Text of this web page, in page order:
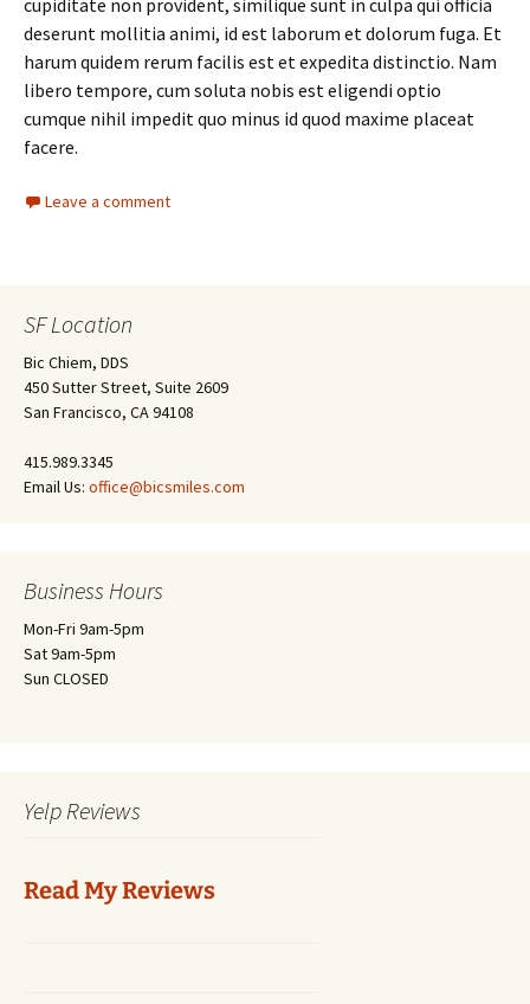
cupiditate non provident, similique sunt in culpa qui officia
deserunt mollitia animi, id est laborum et dolorum fuga. Et
harum quidem rerum facilis est et expedita distinctio. Nam
libero tempore, cum soluta nobis est eligendi optio
cumque nihil impedit quo minus id quod maxime placeat
facere.
Leave a comment
SF Location
Bic Chiem, DDS
450 Sutter Street, Suite 2609
San Francisco, CA 94108
415.989.3345
Email Us: office@bicsmiles.com
Business Hours
Mon-Fri 9am-5pm
Sat 9am-5pm
Sun CLOSED
Yelp Reviews
Read My Reviews